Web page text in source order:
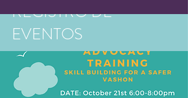
REGISTRO DE
EVENTOS